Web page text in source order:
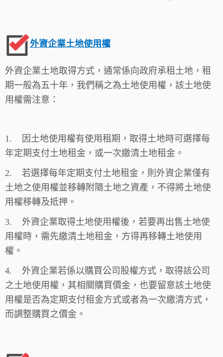
外資企業土地使用權
外資企業土地取得方式，通常係向政府承租土地，租
期一般為五十年，我們稱之為土地使用權，該土地使
用權需注意：
1.
因土地使用權有使用租期，取得土地時可選擇每
年定期支付土地租金，或一次繳清土地租金。
2.
若選擇每年定期支付土地租金，則外資企業僅有
土地之使用權並移轉附隨土地之資產，不得將土地使
用權移轉及抵押。
3.
外資企業取得土地使用權後，若要再出售土地使
用權時，需先繳清土地租金，方得再移轉土地使用
權。
4.
外資企業若係以購買公司股權方式，取得該公司
之土地使用權，其相關購買價金，也要留意該土地使
用權是否為定期支付租金方式或者為一次繳清方式，
而調整購買之價金。